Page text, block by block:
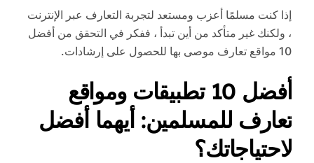
إذا كنت مسلمًا أعزب ومستعد لتجربة التعارف عبر الإنترنت
، ولكنك غير متأكد من أين تبدأ ، ففكر في التحقق من أفضل
10 مواقع تعارف موصى بها للحصول على إرشادات.
أفضل 10 تطبيقات ومواقع
تعارف للمسلمين: أيهما أفضل
لاحتياجاتك؟